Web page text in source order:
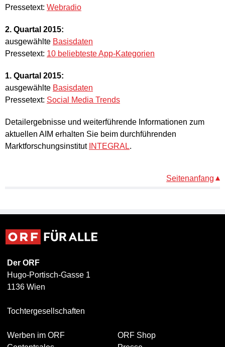
Pressetext: Webradio
2. Quartal 2015:
ausgewählte Basisdaten
Pressetext: 10 beliebteste App-Kategorien
1. Quartal 2015:
ausgewählte Basisdaten
Pressetext: Social Media Trends
Detailergebnisse und weiterführende Informationen zum
aktuellen AIM erhalten Sie beim durchführenden
Marktforschungsinstitut INTEGRAL.
Seitenanfang
Der ORF
Hugo-Portisch-Gasse 1
1136 Wien
Tochtergesellschaften
Werben im ORF
ORF Shop